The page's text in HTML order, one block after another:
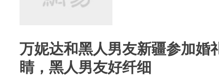
万妮达和黑人男友新疆参加婚
睛，黑人男友好纤细